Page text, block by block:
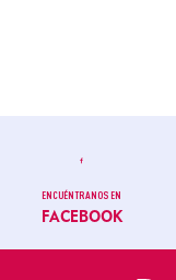
ENCUÉNTRANOS EN
FACEBOOK